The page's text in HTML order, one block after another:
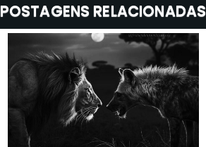
POSTAGENS RELACIONADAS